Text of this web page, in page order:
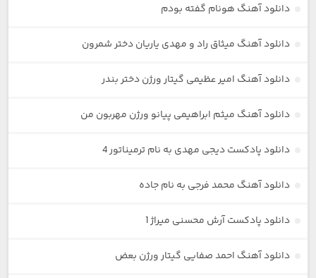
دانلود آهنگ هونام گفته بودم
دانلود آهنگ میثاق راد و مهدی یاریان دختر شمرون
دانلود آهنگ امیر عظیمی گیتار ورژن دختر بندر
دانلود آهنگ میثم ابراهیمی پیانو ورژن مهربون من
دانلود پادکست دیجی مهدی به نام ترمیناتور 4
دانلود آهنگ محمد فرجی به نام جاده
دانلود پادکست آرش محسنی میراژ 1
دانلود آهنگ احمد صفایی گیتار ورژن بعض